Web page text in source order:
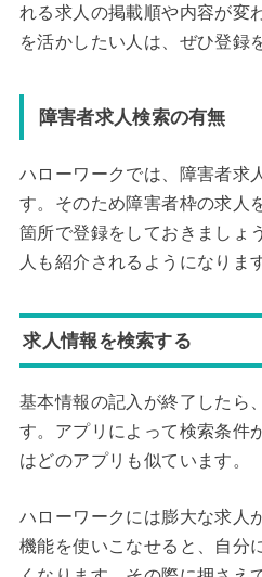
れる求人の掲載順や内容が変
を活かしたい人は、ぜひ登録
障害者求人検索の有無
ハローワークでは、障害者求
す。そのため障害者枠の求人
箇所で登録をしておきましょ
人も紹介されるようになりま
求人情報を検索する
基本情報の記入が終了したら
す。アプリによって検索条件
はどのアプリも似ています。
ハローワークには膨大な求人
機能を使いこなせると、自分